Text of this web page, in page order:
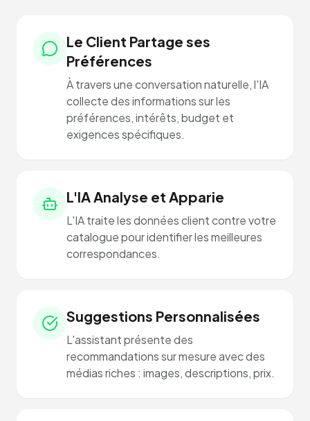
Le Client Partage ses
Préférences
À travers une conversation naturelle, l'IA
collecte des informations sur les
préférences, intérêts, budget et
exigences spécifiques.
L'IA Analyse et Apparie
L'IA traite les données client contre votre
catalogue pour identifier les meilleures
correspondances.
Suggestions Personnalisées
L'assistant présente des
recommandations sur mesure avec des
médias riches : images, descriptions, prix.